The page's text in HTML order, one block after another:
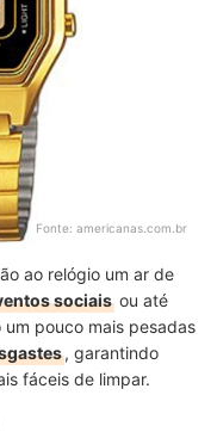
Fonte: americanas.com.br
ao relógio um ar de
sociais ou até
um pouco mais pesadas
, garantindo
fáceis de limpar.